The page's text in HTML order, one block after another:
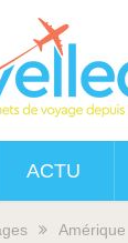
ACTU
Amérique